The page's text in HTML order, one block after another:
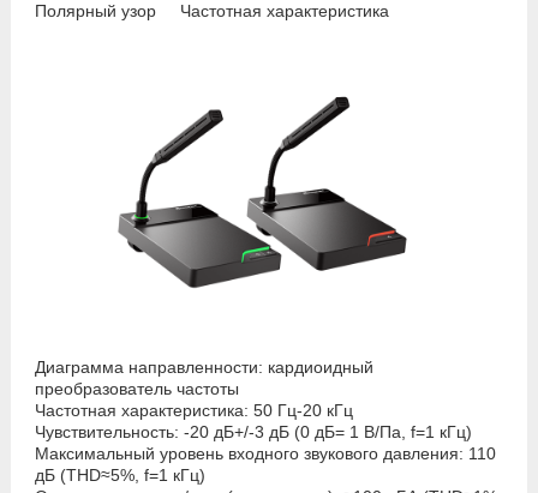
Полярный узор Частотная характеристика
Диаграмма направленности: кардиоидный
преобразователь частоты
Частотная характеристика: 50 Гц-20 кГц
Чувствительность: -20 дБ+/-3 дБ (0 дБ= 1 В/Па, f=1 кГц)
Максимальный уровень входного звукового давления: 110
дБ (THD≈5%, f=1 кГц)